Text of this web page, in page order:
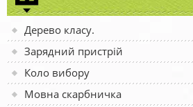
Дерево класу.
Зарядний пристрій
Коло вибору
Мовна скарбничка